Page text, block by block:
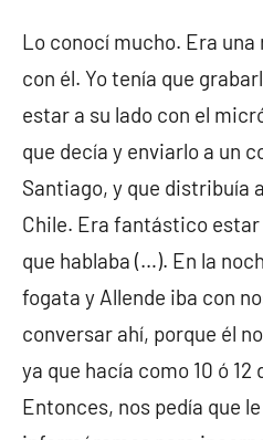
Lo conocí mucho. Era
con él. Yo tenía que
estar a su lado con el
que decía y enviarlo a un
Santiago, y que distribuía
Chile. Era fantástico
que hablaba (…). En la
fogata y Allende iba con
conversar ahí, porque él
ya que hacía como 10 ó
Entonces, nos pedía que